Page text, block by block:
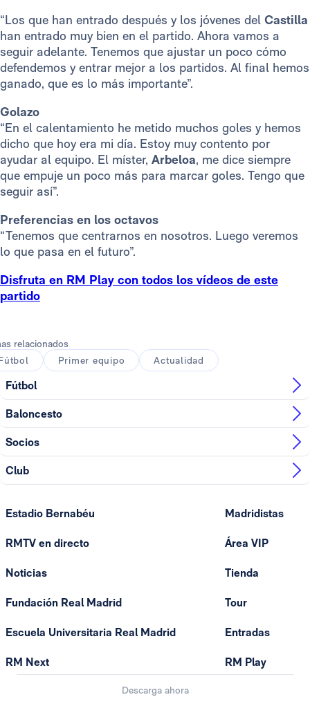
“Los que han entrado después y los jóvenes del Castilla
han entrado muy bien en el partido. Ahora vamos a
seguir adelante. Tenemos que ajustar un poco cómo
defendemos y entrar mejor a los partidos. Al final hemos
ganado, que es lo más importante”.
Golazo
“En el calentamiento he metido muchos goles y hemos
dicho que hoy era mi día. Estoy muy contento por
ayudar al equipo. El míster, Arbeloa, me dice siempre
que empuje un poco más para marcar goles. Tengo que
seguir así”.
Preferencias en los octavos
“Tenemos que centrarnos en nosotros. Luego veremos
lo que pasa en el futuro”.
Disfruta en RM Play con todos los vídeos de este
partido
relacionados
Primer equipo Actualidad
Fútbol
Baloncesto
Socios
Club
Estadio Bernabéu
RMTV en directo
Noticias
Fundación Real Madrid
Escuela Universitaria Real Madrid
RM Next
Madridistas
Área VIP
Tienda
Tour
Entradas
RM Play
Descarga ahora